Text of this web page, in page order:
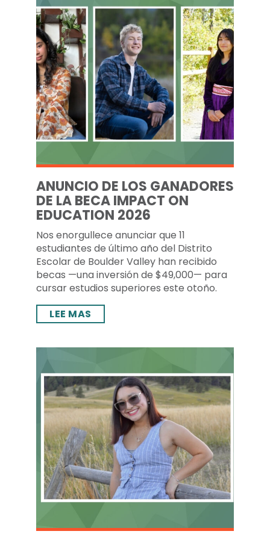
ANUNCIO DE LOS GANADORES
DE LA BECA IMPACT ON
EDUCATION 2026
Nos enorgullece anunciar que 11
estudiantes de último año del Distrito
Escolar de Boulder Valley han recibido
becas —una inversión de $49,000— para
cursar estudios superiores este otoño.
LEE MAS